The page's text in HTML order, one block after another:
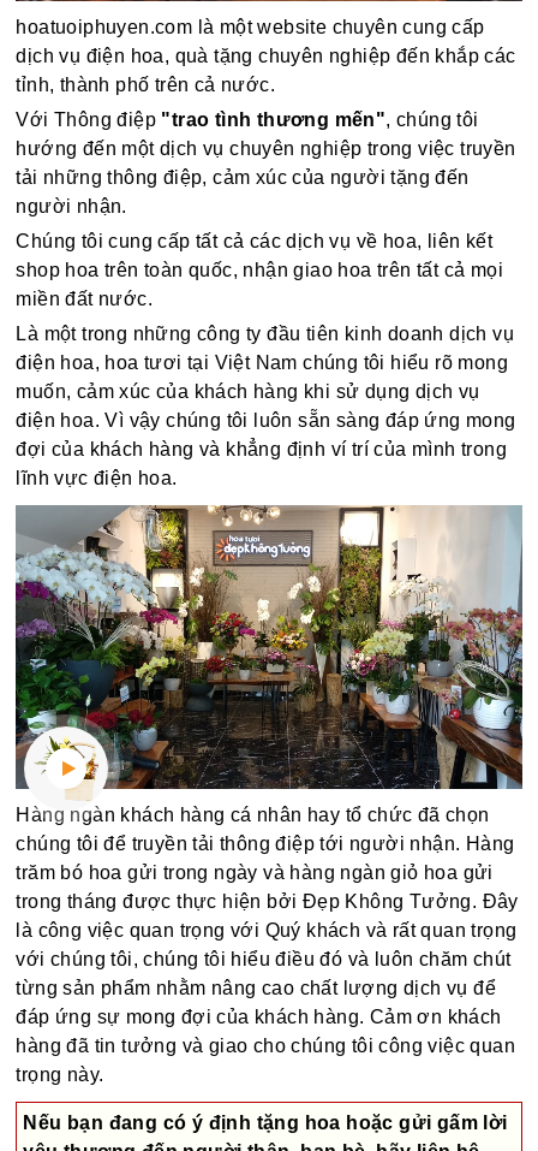
hoatuoiphuyen.com là một website chuyên cung cấp
dịch vụ điện hoa, quà tặng chuyên nghiệp đến khắp các
tỉnh, thành phố trên cả nước.
Với Thông điệp "trao tình thương mến", chúng tôi
hướng đến một dịch vụ chuyên nghiệp trong việc truyền
tải những thông điệp, cảm xúc của người tặng đến
người nhận.
Chúng tôi cung cấp tất cả các dịch vụ về hoa, liên kết
shop hoa trên toàn quốc, nhận giao hoa trên tất cả mọi
miền đất nước.
Là một trong những công ty đầu tiên kinh doanh dịch vụ
điện hoa, hoa tươi tại Việt Nam chúng tôi hiểu rõ mong
muốn, cảm xúc của khách hàng khi sử dụng dịch vụ
điện hoa. Vì vậy chúng tôi luôn sẵn sàng đáp ứng mong
đợi của khách hàng và khẳng định ví trí của mình trong
lĩnh vực điện hoa.
Hàng ngàn khách hàng cá nhân hay tổ chức đã chọn
chúng tôi để truyền tải thông điệp tới người nhận. Hàng
trăm bó hoa gửi trong ngày và hàng ngàn giỏ hoa gửi
trong tháng được thực hiện bởi Đẹp Không Tưởng. Đây
là công việc quan trọng với Quý khách và rất quan trọng
với chúng tôi, chúng tôi hiểu điều đó và luôn chăm chút
từng sản phẩm nhằm nâng cao chất lượng dịch vụ để
đáp ứng sự mong đợi của khách hàng. Cảm ơn khách
hàng đã tin tưởng và giao cho chúng tôi công việc quan
trọng này.
Nếu bạn đang có ý định tặng hoa hoặc gửi gấm lời